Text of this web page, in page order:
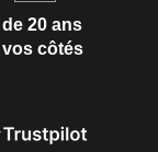
de 20 ans
vos côtés